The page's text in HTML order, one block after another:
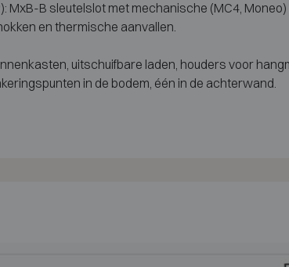
MxB-B sleutelslot met mechanische (MC4,
en thermische aanvallen.
uitschuifbare laden, houders voor
in de bodem, één in de achterwand.